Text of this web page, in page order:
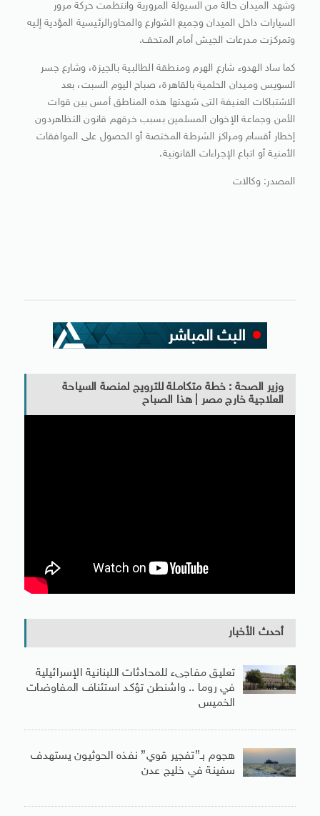
وشهد الميدان حالة من السيولة المرورية وانتظمت حركة مرور
السيارات داخل الميدان وجميع الشوارع والمحاورالرئيسية المؤدية إليه
وتمركزت مدرعات الجيش أمام المتحف.
كما ساد الهدوء شارع الهرم ومنطقة الطالبية بالجيزة، وشارع جسر
السويس وميدان الحلمية بالقاهرة، صباح اليوم السبت، بعد
الاشتباكات العنيفة التى شهدتها هذه المناطق أمس بين قوات
الأمن وجماعة الإخوان المسلمين بسبب خرقهم قانون التظاهردون
إخطار أقسام ومراكز الشرطة المختصة أو الحصول على الموافقات
الأمنية أو اتباع الإجراءات القانونية.
المصدر: وكالات
وزير الصحة : خطة متكاملة للترويج لمنصة السياحة
العلاجية خارج مصر | هذا الصباح
أحدث الأخبار
تعليق مفاجىء للمحادثات اللبنانية الإسرائيلية
في روما .. واشنطن تؤكد استئناف المفاوضات
الخميس
هجوم بـ”تفجير قوي” نفذه الحوثيون يستهدف
سفينة في خليج عدن